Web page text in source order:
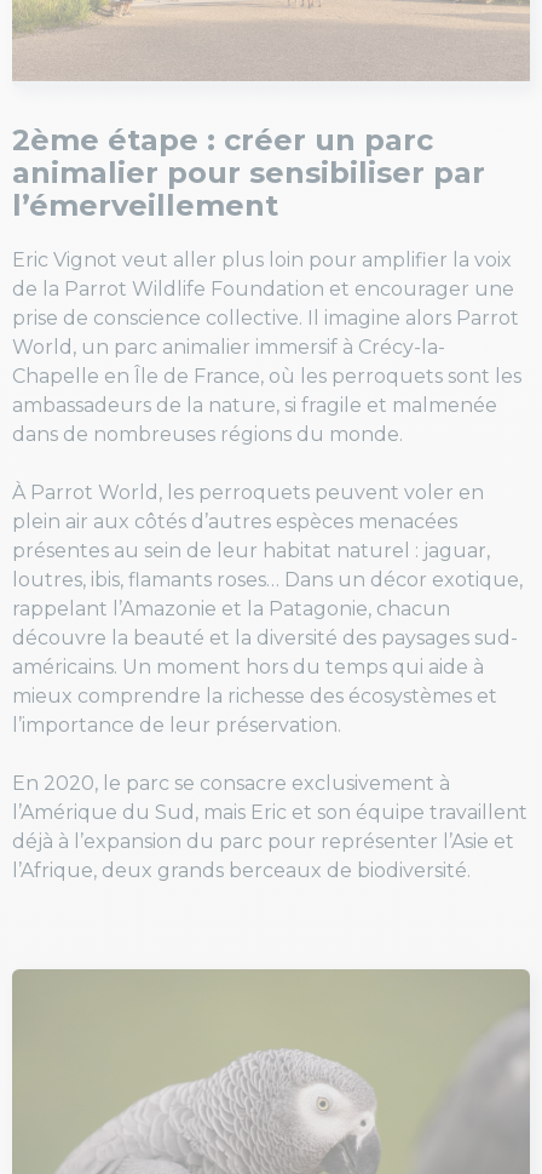
2ème étape : créer un parc
animalier pour sensibiliser par
l’émerveillement
Eric Vignot veut aller plus loin pour amplifier la voix
de la Parrot Wildlife Foundation et encourager une
prise de conscience collective. Il imagine alors Parrot
World, un parc animalier immersif à Crécy-la-
Chapelle en Île de France, où les perroquets sont les
ambassadeurs de la nature, si fragile et malmenée
dans de nombreuses régions du monde.
À Parrot World, les perroquets peuvent voler en
plein air aux côtés d’autres espèces menacées
présentes au sein de leur habitat naturel : jaguar,
loutres, ibis, flamants roses… Dans un décor exotique,
rappelant l’Amazonie et la Patagonie, chacun
découvre la beauté et la diversité des paysages sud-
américains. Un moment hors du temps qui aide à
mieux comprendre la richesse des écosystèmes et
l’importance de leur préservation.
En 2020, le parc se consacre exclusivement à
l’Amérique du Sud, mais Eric et son équipe travaillent
déjà à l’expansion du parc pour représenter l’Asie et
l’Afrique, deux grands berceaux de biodiversité.